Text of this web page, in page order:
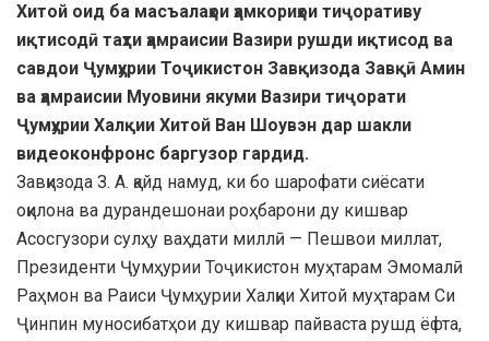
Хитой оид ба масъалаҳои ҳамкориҳои тиҷоративу
иқтисодӣ таҳти ҳамраисии Вазири рушди иқтисод ва
савдои Ҷумҳурии Тоҷикистон Завқизода Завқӣ Амин
ва ҳамраисии Муовини якуми Вазири тиҷорати
Ҷумҳурии Халқии Хитой Ван Шоувэн дар шакли
видеоконфронс баргузор гардид.
Завқизода З. А. қайд намуд, ки бо шарофати сиёсати
оқилона ва дурандешонаи роҳбарони ду кишвар
Асосгузори сулҳу ваҳдати миллӣ — Пешвои миллат,
Президенти Ҷумҳурии Тоҷикистон муҳтарам Эмомалӣ
Раҳмон ва Раиси Ҷумҳурии Халқии Хитой муҳтарам Си
Ҷинпин муносибатҳои ду кишвар пайваста рушд ёфта,